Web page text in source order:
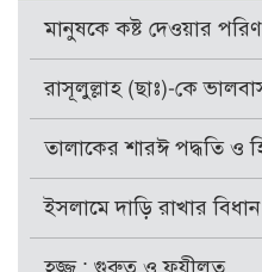
মানুষকে কষ্ট দেওয়ার
রাসূলুল্লাহ (ছাঃ)-কে
তালাকের শারঈ পদ্ধতি ও
ইসলামে দাড়ি রাখার বিধান